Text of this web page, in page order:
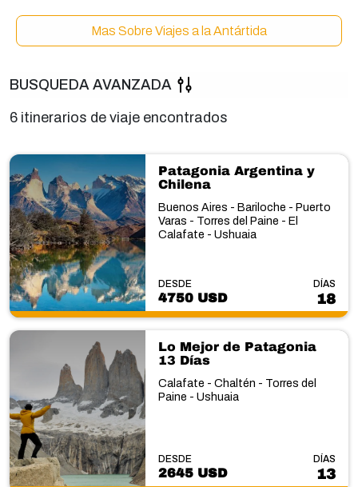
Mas Sobre Viajes a la Antártida
BUSQUEDA AVANZADA
6 itinerarios de viaje encontrados
Patagonia Argentina y
Chilena
Buenos Aires - Bariloche - Puerto
Varas - Torres del Paine - El
Calafate - Ushuaia
DESDE
4750 USD
DÍAS
18
Lo Mejor de Patagonia
13 Días
Calafate - Chaltén - Torres del
Paine - Ushuaia
DESDE
2645 USD
DÍAS
13